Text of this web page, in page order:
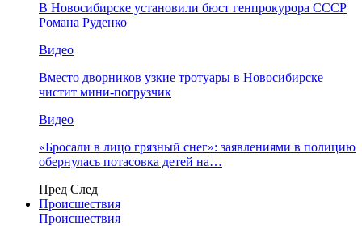
В Новосибирске установили бюст генпрокурора СССР
Романа Руденко
Видео
Вместо дворников узкие тротуары в Новосибирске
чистит мини-погрузчик
Видео
«Бросали в лицо грязный снег»: заявлениями в полицию
обернулась потасовка детей на…
Пред След
Происшествия
Происшествия